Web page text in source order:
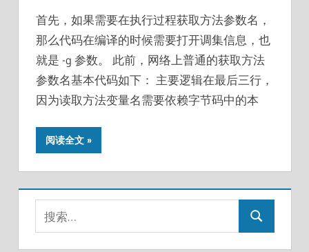
首先，如果需要在执行过程获取方法参数名，
那么代码在编译的时候需要打开调集信息，也
就是 -g 参数。 此前，网络上普通的获取方法
参数名基本代码如下： 主要逻辑在最后三行，
因为读取方法变量名需要依赖字节码中的本
阅读全文
索：
搜